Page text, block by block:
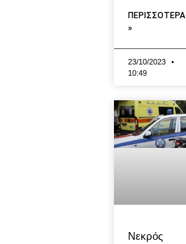
ΠΕΡΙΣΣΟΤΕΡΑ
»
23/10/2023
10:49
Νεκρός